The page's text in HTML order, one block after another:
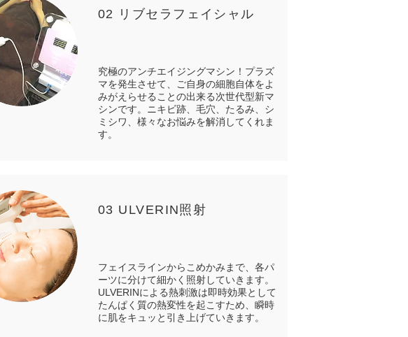
02 リブセラフェイシャル
究極のアンチエイジングマシン！プラズ
マを発生させて、ご自身の細胞自体をよ
みがえらせることの出来る次世代型新マ
シンです。ニキビ跡、毛穴、たるみ、シ
ミシワ、様々なお悩みを解消してくれま
す。
03 ULVERIN照射
フェイスラインからこめかみまで、各パ
ーツに分けて細かく照射していきます。
ULVERINによる熱刺激は即時効果として
たんぱく質の熱変性を起こすため、瞬時
に肌をキュッと引き上げていきます。